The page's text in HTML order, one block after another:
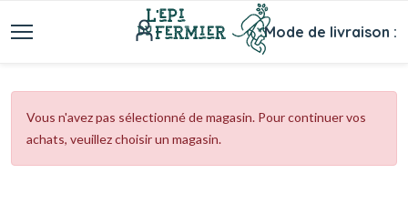
Mode de livraison :
Vous n'avez pas sélectionné de magasin. Pour continuer vos
achats, veuillez choisir un magasin.